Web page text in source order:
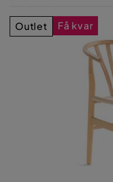
Outlet Få kvar